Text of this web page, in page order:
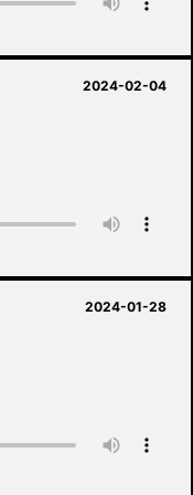
2024-02-04
2024-01-28